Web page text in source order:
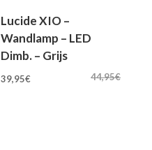
Lucide XIO –
Wandlamp – LED
Dimb. – Grijs
44,95€
Oorspronkelijke
39,95€